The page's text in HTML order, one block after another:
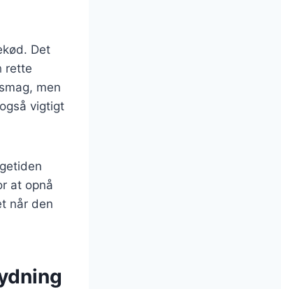
Det
rette
men
vigtigt
at opnå
når den